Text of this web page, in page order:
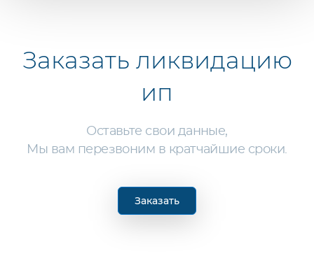
Заказать ликвидацию
ип
Оставьте свои данные,
Мы вам перезвоним в кратчайшие сроки.
Заказать